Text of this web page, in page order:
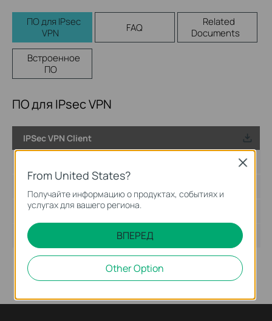
ПО для IPsec
VPN
FAQ
Related
Documents
Встроенное
ПО
ПО для IPsec VPN
IPSec VPN Client
Размер файла:5.81 MB
Операционная система : Win2000/XP/2003/Vista/7
From United States?
Получайте информацию о продуктах, событиях и
услугах для вашего региона.
ВПЕРЕД
Other Option
Close